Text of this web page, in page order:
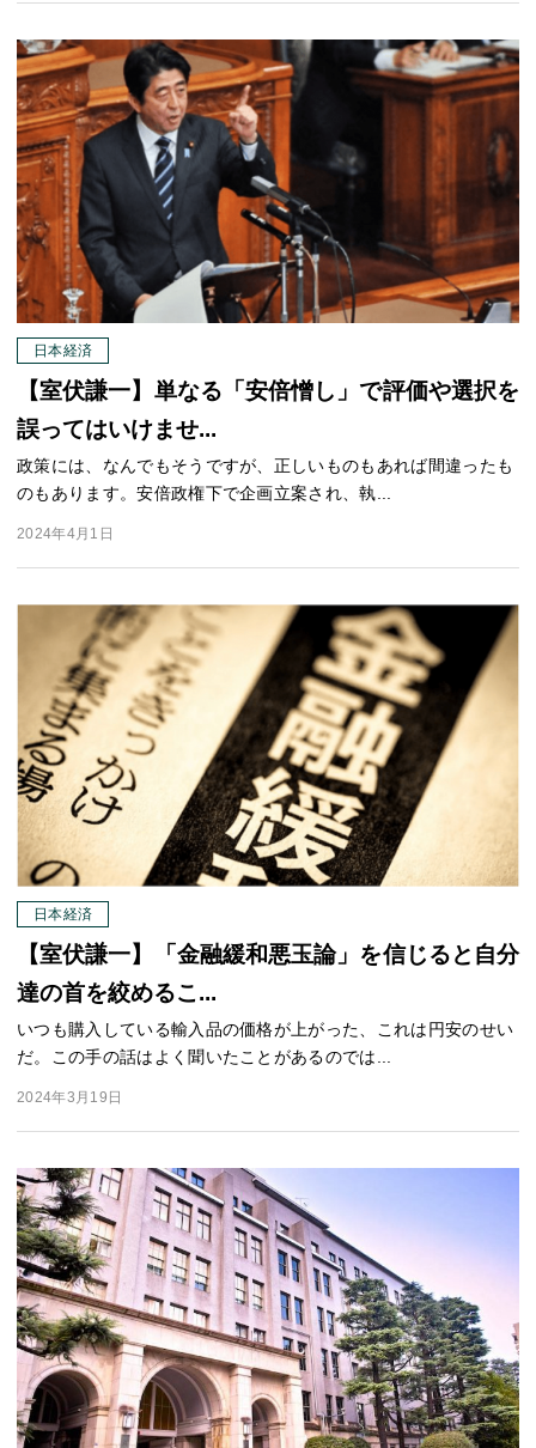
日本経済
【室伏謙一】単なる「安倍憎し」で評価や選択を
誤ってはいけませ...
政策には、なんでもそうですが、正しいものもあれば間違ったも
のもあります。安倍政権下で企画立案され、執...
2024年4月1日
日本経済
【室伏謙一】「金融緩和悪玉論」を信じると自分
達の首を絞めるこ...
いつも購入している輸入品の価格が上がった、これは円安のせい
だ。この手の話はよく聞いたことがあるのでは...
2024年3月19日